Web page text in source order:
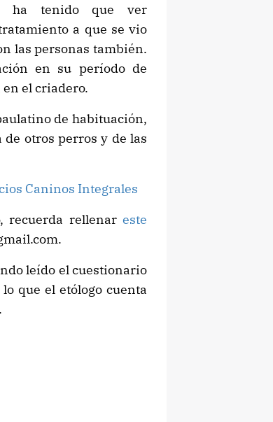
ha tenido que ver
a que se vio
las personas también.
en su período de
el criadero.
de habituación,
otros perros y de las
Caninos Integrales
recuerda rellenar este
leído el cuestionario
que el etólogo cuenta